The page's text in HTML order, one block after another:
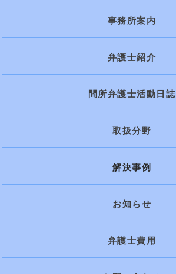
事務所案内
弁護士紹介
間所弁護士活動日誌
取扱分野
解決事例
お知らせ
弁護士費用